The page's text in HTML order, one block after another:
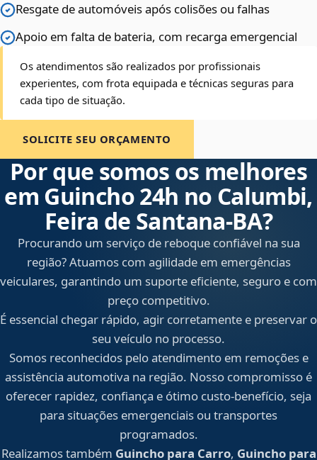
Resgate de automóveis após colisões ou falhas
Apoio em falta de bateria, com recarga emergencial
Os atendimentos são realizados por profissionais
experientes, com frota equipada e técnicas seguras para
cada tipo de situação.
SOLICITE SEU ORÇAMENTO
Por que somos os melhores
em Guincho 24h no Calumbi,
Feira de Santana‑BA?
Procurando um serviço de reboque confiável na sua
região? Atuamos com agilidade em emergências
veiculares, garantindo um suporte eficiente, seguro e com
preço competitivo.
É essencial chegar rápido, agir corretamente e preservar o
seu veículo no processo.
Somos reconhecidos pelo atendimento em remoções e
assistência automotiva na região. Nosso compromisso é
oferecer rapidez, confiança e ótimo custo-benefício, seja
para situações emergenciais ou transportes
programados.
Realizamos também Guincho para Carro, Guincho para